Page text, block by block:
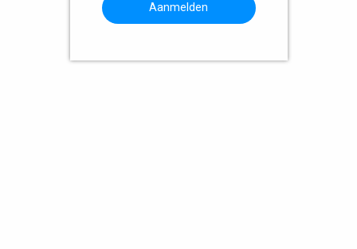
Aanmelden